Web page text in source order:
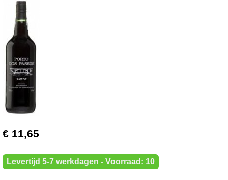
€ 11,65
Levertijd 5-7 werkdagen - Voorraad: 10